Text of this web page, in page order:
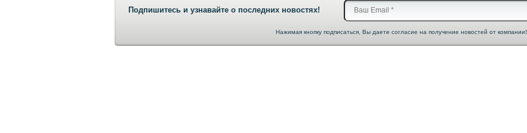
Подпишитесь и узнавайте о последних новостях!
Нажимая кнопку подписаться, Вы даете согласие на получение новостей от компании!